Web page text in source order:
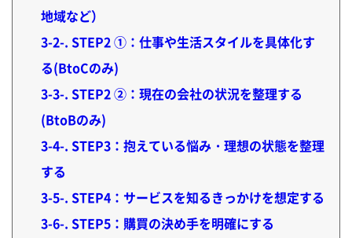
地域など）
3-2- STEP2 ①：仕事や生活スタイルを具体化す
る(BtoCのみ)
3-3- STEP2 ②：現在の会社の状況を整理する
(BtoBのみ)
3-4- STEP3：抱えている悩み・理想の状態を整理
する
3-5- STEP4：サービスを知るきっかけを想定する
3-6- STEP5：購買の決め手を明確にする